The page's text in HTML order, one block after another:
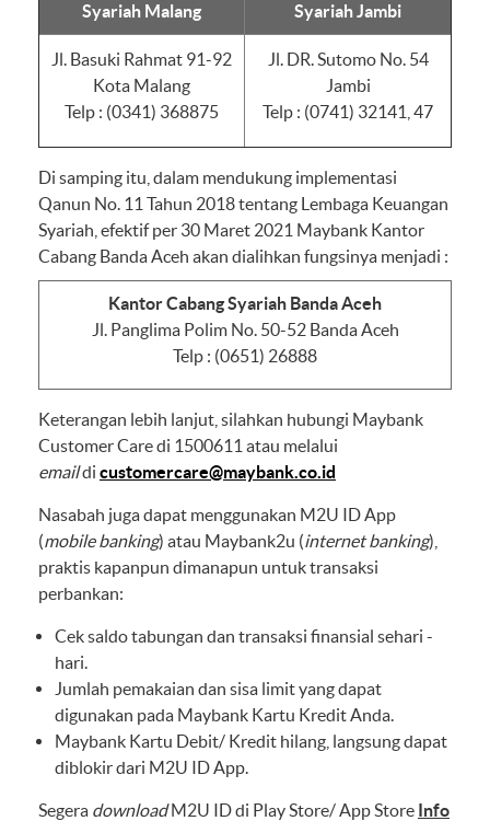
Syariah Malang
Syariah Jambi
Jl. Basuki Rahmat 91-92
Kota Malang
Telp : (0341) 368875
Jl. DR. Sutomo No. 54
Jambi
Telp : (0741) 32141, 47
Di samping itu, dalam mendukung implementasi
Qanun No. 11 Tahun 2018 tentang Lembaga Keuangan
Syariah, efektif per 30 Maret 2021 Maybank Kantor
Cabang Banda Aceh akan dialihkan fungsinya menjadi :
Kantor Cabang Syariah Banda Aceh
Jl. Panglima Polim No. 50-52 Banda Aceh
Telp : (0651) 26888
Keterangan lebih lanjut, silahkan hubungi Maybank
Customer Care di 1500611 atau melalui
emaildi customercare@maybank.co.id
Nasabah juga dapat menggunakan M2U ID App
(mobile banking) atau Maybank2u (internet banking),
praktis kapanpun dimanapun untuk transaksi
perbankan:
Cek saldo tabungan dan transaksi finansial sehari -
hari.
Jumlah pemakaian dan sisa limit yang dapat
digunakan pada Maybank Kartu Kredit Anda.
Maybank Kartu Debit/ Kredit hilang, langsung dapat
diblokir dari M2U ID App.
Segera downloadM2U ID di Play Store/ App Store Info